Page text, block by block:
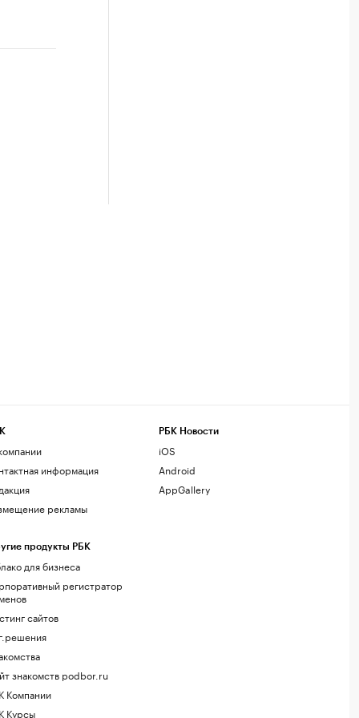
информация
рекламы
продукты РБК
для бизнеса
регистратор
сайтов
знакомств podbor.ru
Компании
Курсы
РБК Новости
iOS
Android
AppGallery